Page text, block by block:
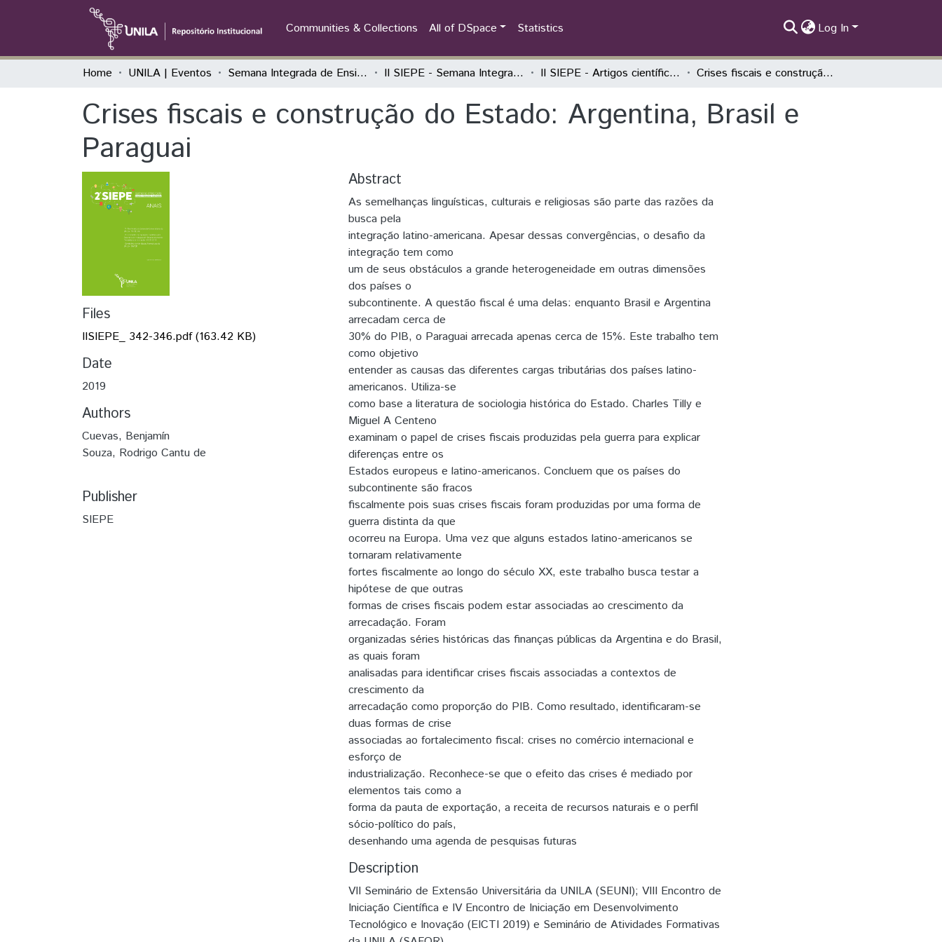
Communities & Collections All of DSpace Statistics Log In
Home UNILA | Eventos Semana Integrada de Ensino, Pesquisa e Extensão (SIEPE) II SIEPE - Semana Integrada de Ensino, Pesquisa e Extensão II SIEPE - Artigos científicos Crises fiscais e construção do Estado: Argentina, Brasil e Paraguai
Crises fiscais e construção do Estado: Argentina, Brasil e
Paraguai
Files
IISIEPE_ 342-346.pdf(163.42 KB)
Date
2019
Authors
Cuevas, Benjamín
Souza, Rodrigo Cantu de
Publisher
SIEPE
Abstract
As semelhanças linguísticas, culturais e religiosas são parte das razões da
busca pela
integração latino-americana. Apesar dessas convergências, o desafio da
integração tem como
um de seus obstáculos a grande heterogeneidade em outras dimensões
dos países o
subcontinente. A questão fiscal é uma delas: enquanto Brasil e Argentina
arrecadam cerca de
30% do PIB, o Paraguai arrecada apenas cerca de 15%. Este trabalho tem
como objetivo
entender as causas das diferentes cargas tributárias dos países latino-
americanos. Utiliza-se
como base a literatura de sociologia histórica do Estado. Charles Tilly e
Miguel A Centeno
examinam o papel de crises fiscais produzidas pela guerra para explicar
diferenças entre os
Estados europeus e latino-americanos. Concluem que os países do
subcontinente são fracos
fiscalmente pois suas crises fiscais foram produzidas por uma forma de
guerra distinta da que
ocorreu na Europa. Uma vez que alguns estados latino-americanos se
tornaram relativamente
fortes fiscalmente ao longo do século XX, este trabalho busca testar a
hipótese de que outras
formas de crises fiscais podem estar associadas ao crescimento da
arrecadação. Foram
organizadas séries históricas das finanças públicas da Argentina e do Brasil,
as quais foram
analisadas para identificar crises fiscais associadas a contextos de
crescimento da
arrecadação como proporção do PIB. Como resultado, identificaram-se
duas formas de crise
associadas ao fortalecimento fiscal: crises no comércio internacional e
esforço de
industrialização. Reconhece-se que o efeito das crises é mediado por
elementos tais como a
forma da pauta de exportação, a receita de recursos naturais e o perfil
sócio-político do país,
desenhando uma agenda de pesquisas futuras
Description
VII Seminário de Extensão Universitária da UNILA (SEUNI); VIII Encontro de
Iniciação Científica e IV Encontro de Iniciação em Desenvolvimento
Tecnológico e Inovação (EICTI 2019) e Seminário de Atividades Formativas